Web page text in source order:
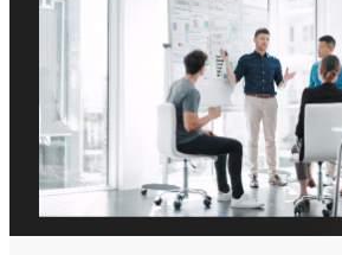
Chefsrekrytering
Vi headhuntar nyckelpersoner på
som skapar resultat.
Interimslösningar
Interim rekrytering inom
Tilläggstjänster
När ni behöver konsultation,
tester eller utforma arbetsprov
Prissättning
Enkel och logisk prissättning
kompetensnivå ni behöver